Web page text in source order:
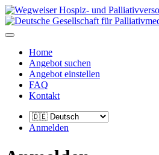
Home
Angebot suchen
Angebot einstellen
FAQ
Kontakt
Anmelden